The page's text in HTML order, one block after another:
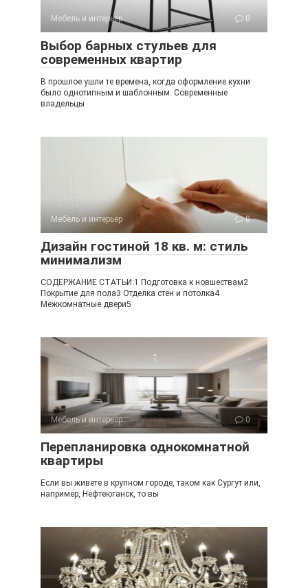
Мебель и интерьер 0
Выбор барных стульев для
современных квартир
В прошлое ушли те времена, когда оформление кухни
было однотипным и шаблонным. Современные
владельцы
Мебель и интерьер 0
Дизайн гостиной 18 кв. м: стиль
минимализм
СОДЕРЖАНИЕ СТАТЬИ:1 Подготовка к новшествам2
Покрытие для пола3 Отделка стен и потолка4
Межкомнатные двери5
Мебель и интерьер 0
Перепланировка однокомнатной
квартиры
Если вы живете в крупном городе, таком как Сургут или,
например, Нефтеюганск, то вы